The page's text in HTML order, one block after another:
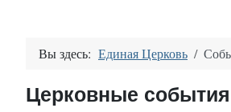
Вы здесь: Единая Церковь
Церковные события